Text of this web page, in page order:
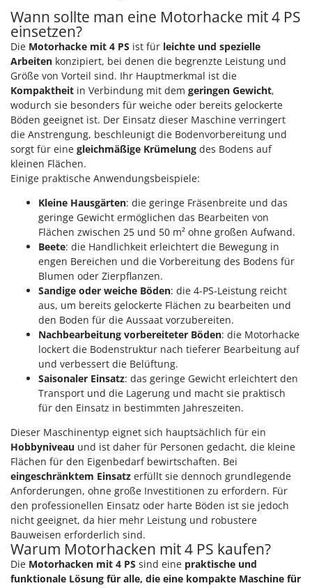
Wann sollte man eine Motorhacke mit 4 PS
einsetzen?
Die Motorhacke mit 4 PS ist für leichte und spezielle
Arbeiten konzipiert, bei denen die begrenzte Leistung und
Größe von Vorteil sind. Ihr Hauptmerkmal ist die
Kompaktheit in Verbindung mit dem geringen Gewicht,
wodurch sie besonders für weiche oder bereits gelockerte
Böden geeignet ist. Der Einsatz dieser Maschine verringert
die Anstrengung, beschleunigt die Bodenvorbereitung und
sorgt für eine gleichmäßige Krümelung des Bodens auf
kleinen Flächen.
Einige praktische Anwendungsbeispiele:
Kleine Hausgärten: die geringe Fräsenbreite und das
geringe Gewicht ermöglichen das Bearbeiten von
Flächen zwischen 25 und 50 m² ohne großen Aufwand.
Beete: die Handlichkeit erleichtert die Bewegung in
engen Bereichen und die Vorbereitung des Bodens für
Blumen oder Zierpflanzen.
Sandige oder weiche Böden: die 4-PS-Leistung reicht
aus, um bereits gelockerte Flächen zu bearbeiten und
den Boden für die Aussaat vorzubereiten.
Nachbearbeitung vorbereiteter Böden: die Motorhacke
lockert die Bodenstruktur nach tieferer Bearbeitung auf
und verbessert die Belüftung.
Saisonaler Einsatz: das geringe Gewicht erleichtert den
Transport und die Lagerung und macht sie praktisch
für den Einsatz in bestimmten Jahreszeiten.
Dieser Maschinentyp eignet sich hauptsächlich für ein
Hobbyniveau und ist daher für Personen gedacht, die kleine
Flächen für den Eigenbedarf bewirtschaften. Bei
eingeschränktem Einsatz erfüllt sie dennoch grundlegende
Anforderungen, ohne große Investitionen zu erfordern. Für
den professionellen Einsatz oder harte Böden ist sie jedoch
nicht geeignet, da hier mehr Leistung und robustere
Bauweisen erforderlich sind.
Warum Motorhacken mit 4 PS kaufen?
Die Motorhacken mit 4 PS sind eine praktische und
funktionale Lösung für alle, die eine kompakte Maschine für